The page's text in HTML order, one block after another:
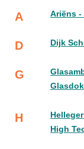
A Ariëns -
D Dijk
G
H
High